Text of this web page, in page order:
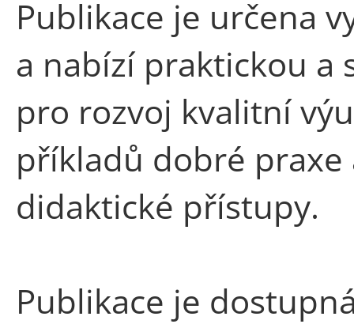
Publikace je určena
a nabízí praktickou
pro rozvoj kvalitní
příkladů dobré
didaktické přístupy.
Publikace je